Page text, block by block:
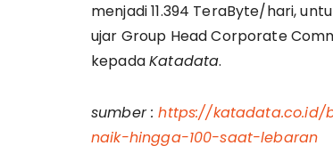
menjadi 11.394 TeraByte/hari,
ujar Group Head Corporate
kepadaKatadata.
sumber :https://
naik-hingga-100-saat-lebaran